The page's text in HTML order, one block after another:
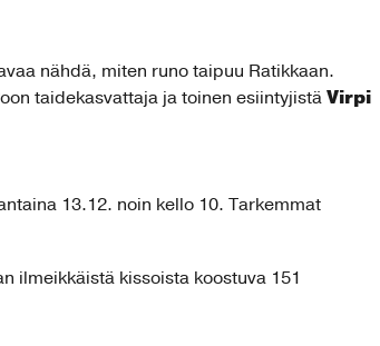
nähdä, miten runo taipuu Ratikkaan.
taidekasvattaja ja toinen esiintyjistäVirpi
13.12. noin kello 10. Tarkemmat
ilmeikkäistä kissoista koostuva 151